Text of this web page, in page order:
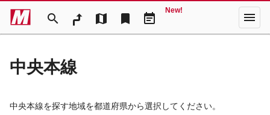
search map bookmark event_note
New! menu
中央本線
中央本線を探す地域を都道府県から選択してください。